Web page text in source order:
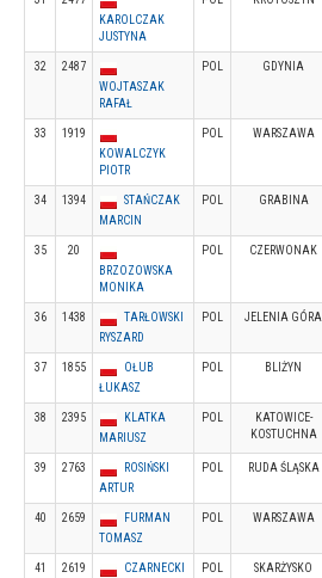
KAROLCZAK
JUSTYNA
32
2487
WOJTASZAK
RAFAŁ
POL GDYNIA
33
1919
KOWALCZYK
PIOTR
POL WARSZAWA
34 1394
STAŃCZAK
MARCIN
POL GRABINA
35
20
BRZOZOWSKA
MONIKA
POL CZERWONAK
36 1438
TARŁOWSKI
RYSZARD
POL JELENIA GÓRA
37 1855
OŁUB
ŁUKASZ
POL BLIŻYN
38 2395
KLATKA
MARIUSZ
POL
KATOWICE-
KOSTUCHNA
39 2763
ROSIŃSKI
ARTUR
POL RUDA ŚLĄSKA
40 2659
FURMAN
TOMASZ
POL WARSZAWA
41 2619
CZARNECKI
POL
SKARŻYSKO